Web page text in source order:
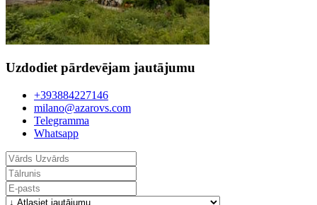
Uzdodiet pārdevējam jautājumu
+393884227146
milano@azarovs.com
Telegramma
Whatsapp